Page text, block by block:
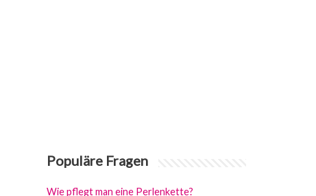
Populäre Fragen
Wie pflegt man eine Perlenkette?